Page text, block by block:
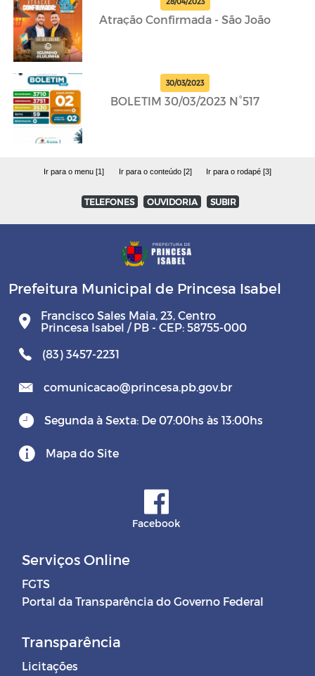
Atração Confirmada - São João
30/03/2023
BOLETIM 30/03/2023 N°517
Ir para o menu [1] Ir para o conteúdo [2] Ir para o rodapé [3]
TELEFONES OUVIDORIA SUBIR
Prefeitura Municipal de Princesa Isabel
Francisco Sales Maia, 23, Centro
Princesa Isabel / PB - CEP: 58755-000
(83) 3457-2231
comunicacao@princesa.pb.gov.br
Segunda à Sexta: De 07:00hs às 13:00hs
Mapa do Site
Facebook
Serviços Online
FGTS
Portal da Transparência do Governo Federal
Transparência
Licitações